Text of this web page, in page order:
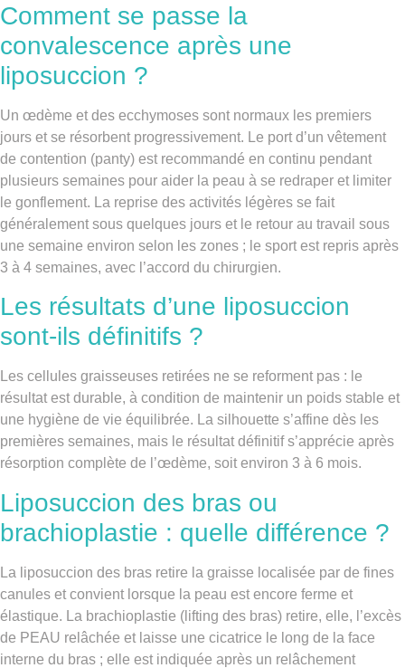
Comment se passe la
convalescence après une
liposuccion ?
Un œdème et des ecchymoses sont normaux les premiers
jours et se résorbent progressivement. Le port d’un vêtement
de contention (panty) est recommandé en continu pendant
plusieurs semaines pour aider la peau à se redraper et limiter
le gonflement. La reprise des activités légères se fait
généralement sous quelques jours et le retour au travail sous
une semaine environ selon les zones ; le sport est repris après
3 à 4 semaines, avec l’accord du chirurgien.
Les résultats d’une liposuccion
sont-ils définitifs ?
Les cellules graisseuses retirées ne se reforment pas : le
résultat est durable, à condition de maintenir un poids stable et
une hygiène de vie équilibrée. La silhouette s’affine dès les
premières semaines, mais le résultat définitif s’apprécie après
résorption complète de l’œdème, soit environ 3 à 6 mois.
Liposuccion des bras ou
brachioplastie : quelle différence ?
La liposuccion des bras retire la graisse localisée par de fines
canules et convient lorsque la peau est encore ferme et
élastique. La brachioplastie (lifting des bras) retire, elle, l’excès
de PEAU relâchée et laisse une cicatrice le long de la face
interne du bras ; elle est indiquée après un relâchement